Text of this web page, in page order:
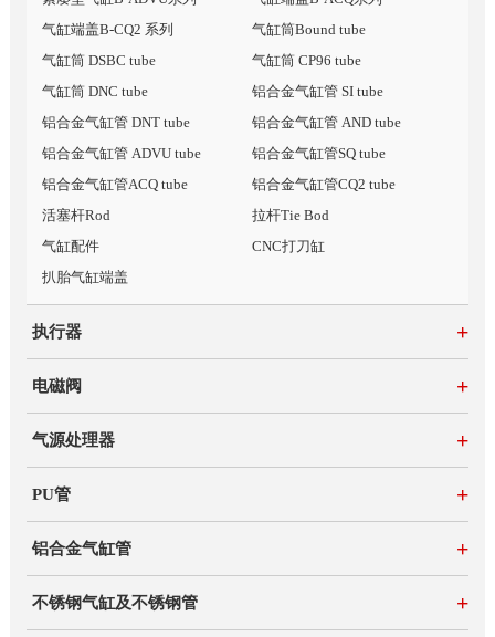
气缸端盖B-CQ2 系列
气缸筒Bound tube
气缸筒 DSBC tube
气缸筒 CP96 tube
气缸筒 DNC tube
铝合金气缸管 SI tube
铝合金气缸管 DNT tube
铝合金气缸管 AND tube
铝合金气缸管 ADVU tube
铝合金气缸管SQ tube
铝合金气缸管ACQ tube
铝合金气缸管CQ2 tube
活塞杆Rod
拉杆Tie Bod
气缸配件
CNC打刀缸
扒胎气缸端盖
执行器 +
电磁阀 +
气源处理器 +
PU管 +
铝合金气缸管 +
不锈钢气缸及不锈钢管 +